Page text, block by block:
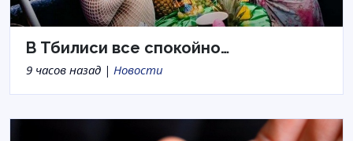
В Тбилиси все спокойно…
9 часов назад | Новости